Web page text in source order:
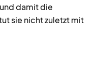
damit die
sie nicht zuletzt mit